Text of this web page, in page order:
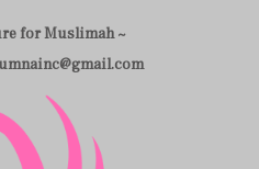
for Muslimah ~